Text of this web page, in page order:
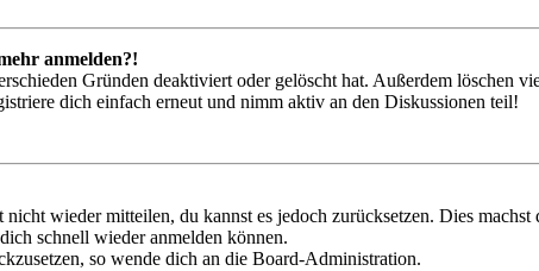
anmelden?!
Gründen deaktiviert oder gelöscht hat. Außerdem löschen
dich einfach erneut und nimm aktiv an den Diskussionen teil!
wieder mitteilen, du kannst es jedoch zurücksetzen. Dies
schnell wieder anmelden können.
so wende dich an die Board-Administration.